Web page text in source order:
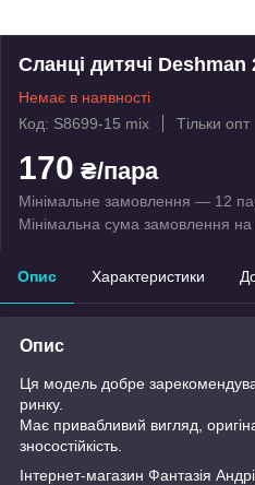
Сланці дитячі Deshman
Немає в наявності
Код: S8699-15 mix
Тільки опт
170 ₴/пара
Мінімальне замовлення — 12
Мінімальна сума замовлення
Опис Характеристики
Опис
Ця модель добре
ринку.
Має привабливий вигляд,
зносостійкість.
Інтернет-магазин Фантазія